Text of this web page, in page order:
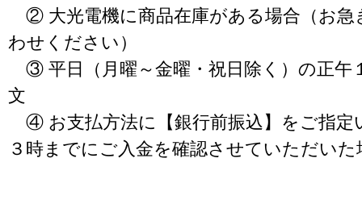
② 大光電機に商品在庫がある場合（お急
わせください）
③ 平日（月曜～金曜・祝日除く）の正午
文
④ お支払方法に【銀行前振込】をご指定
３時までにご入金を確認させていただいた